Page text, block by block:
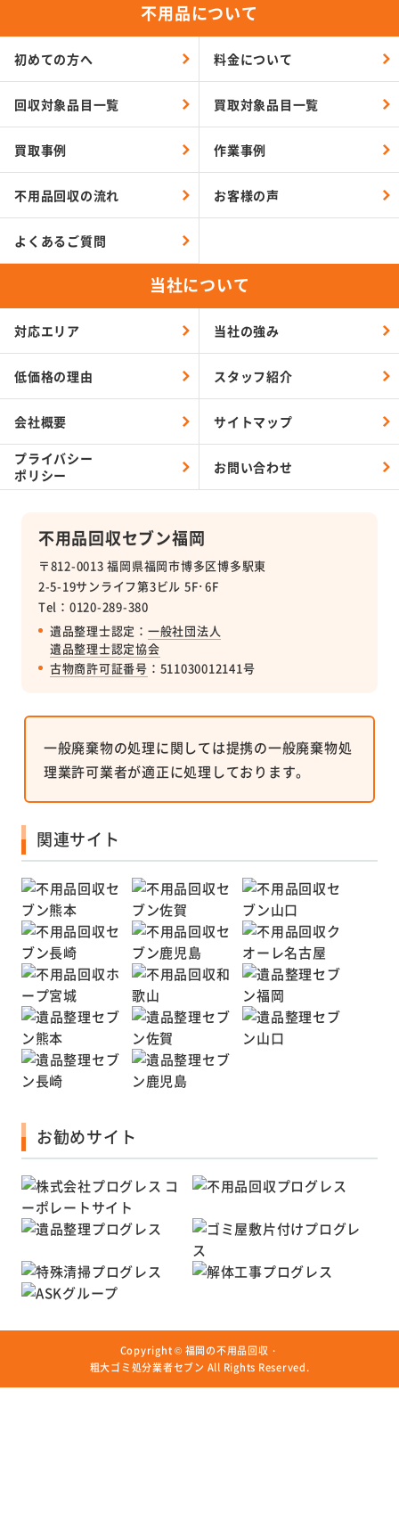
不用品回収セブン福岡
〒812-0013 福岡県福岡市博多区博多駅東
2-5-19サンライフ第3ビル 5F･6F
Tel：0120-289-380
遺品整理士認定： 一般社団法人
遺品整理士認定協会
古物商許可証番号 ：511030012141号
不用品について
初めての方へ 料金について
回収対象品目一覧 買取対象品目一覧
買取事例 作業事例
不用品回収の流れ お客様の声
よくあるご質問
当社について
対応エリア 当社の強み
低価格の理由 スタッフ紹介
会社概要 サイトマップ
プライバシー
ポリシー
お問い合わせ
一般廃棄物の処理に関しては提携の一般廃棄物処
理業許可業者が適正に処理しております。
関連サイト
お勧めサイト
Copyright © 福岡の不用品回収・
粗大ゴミ処分業者セブン All Rights Reserved.